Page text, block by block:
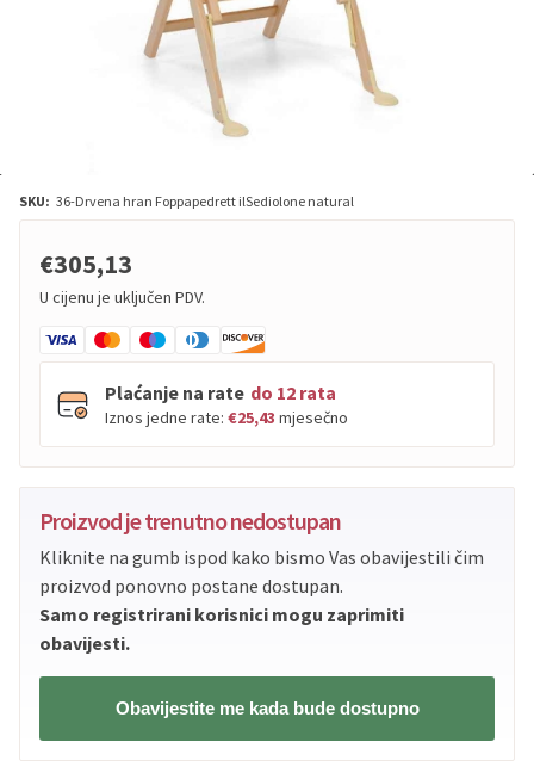
SKU: 36-Drvena hran Foppapedrett ilSediolone natural
€305,13
U cijenu je uključen PDV.
Plaćanje na rate do 12 rata
Iznos jedne rate: €25,43 mjesečno
Visa Premium
Erste
Diners do12rata
Maestro do
Erste
Sve banke Visa
Jednokratno
Proizvod je trenutno nedostupan
Kliknite na gumb ispod kako bismo Vas obavijestili čim
proizvod ponovno postane dostupan.
Samo registrirani korisnici mogu zaprimiti
obavijesti.
Obavijestite me kada bude dostupno